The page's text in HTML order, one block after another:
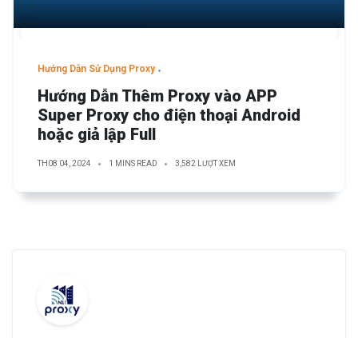
Hướng Dẫn Sử Dụng Proxy
Hướng Dẫn Thêm Proxy vào APP
Super Proxy cho điện thoại Android
hoặc giả lập Full
TH08 04, 2024 1 MINS READ 3,582 LƯỢT XEM